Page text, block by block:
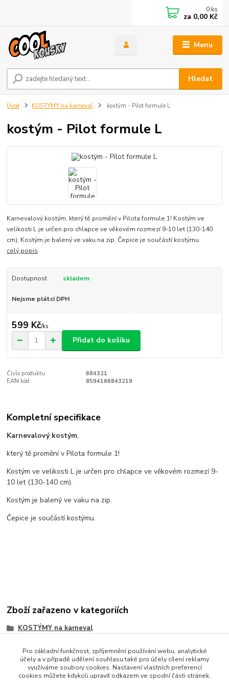
Menu
Hledat
0 ks
za 0,00 Kč
Úvod KOSTÝMY na karneval kostým - Pilot formule L
kostým - Pilot formule L
Karnevalový kostým, který tě promění v Pilota formule 1! Kostým ve
velikosti L je určen pro chlapce ve věkovém rozmezí 9-10 let (130-140
cm). Kostým je balený ve vaku na zip. Čepice je součástí kostýmu.
celý popis
Dostupnost skladem
Nejsme plátci DPH
599 Kč/ks
Přidat do košíku
Číslo produktu:
684321
EAN kód:
8594166843219
Kompletní specifikace
Karnevalový kostým,
který tě promění v Pilota formule 1!
Kostým ve velikosti L je určen pro chlapce ve věkovém rozmezí 9-
10 let (130-140 cm).
Kostým je balený ve vaku na zip.
Čepice je součástí kostýmu.
Zboží zařazeno v kategoriích
KOSTÝMY na karneval
Pro základní funkčnost, zpříjemnění používání webu, analytické
účely a v případě udělení souhlasu také pro účely cílení reklamy
využíváme soubory cookies. Nastavení vlastních preferencí
cookies můžete kdykoli upravit odkazem ve spodní části stránek.